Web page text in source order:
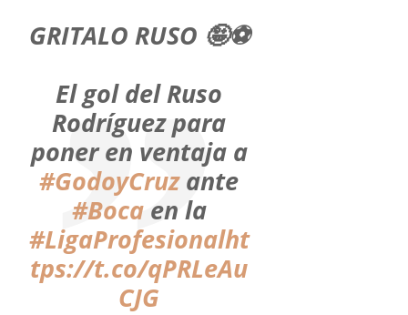
GRITALO RUSO 🤪⚽️
El gol del Ruso
Rodríguez para
poner en ventaja a
#GodoyCruzante
#Bocaen la
#LigaProfesionalht
tps://t.co/qPRLeAu
CJG